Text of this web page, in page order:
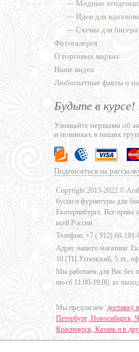
— Модные
— Идеи для
— Схемы для бисера
Фотогалерея
О торговых марках
Наше видео
Любопытные факты о
Будьте в курсе!
Узнавайте первыми об
и новинках в наших
Подписаться на
Copyright 2013-2022 ©
бусин и фурнитуры для
Екатеринбурге. Все
всей России.
Телефон: +7 ( 912) 68-191-
Адрес нашего магазина:
10 (ТЦ Успенский, 5 эт.,
Мы работаем для Вас без
пн-сб 11:00-19:00, вс
Мы предлагаем доставку
Петербург, Новосибирск,
Красноярск, Казань и в